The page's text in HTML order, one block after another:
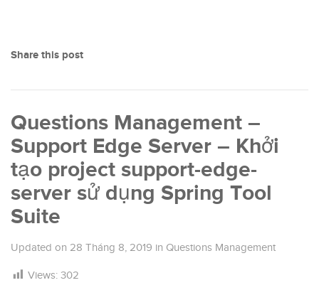
Share this post
Questions Management –
Support Edge Server – Khởi
tạo project support-edge-
server sử dụng Spring Tool
Suite
Updated on 28 Tháng 8, 2019 in Questions Management
Views: 302